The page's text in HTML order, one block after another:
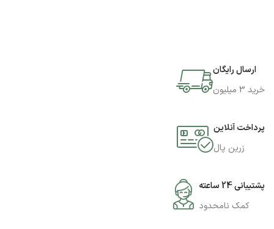
ارسال رایگان
خرید 3 میلیون
پرداخت آنلاین
زرین پال
پشتیبانی 24 ساعته
کمک نامحدود